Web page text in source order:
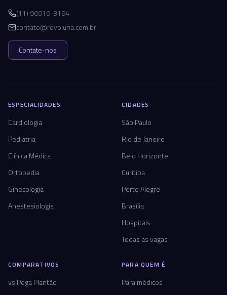
(11) 96919-3194
contato@revoluna.com.br
Contate-nos
ESPECIALIDADES
Cardiologia
Pediatria
Clínica Médica
Ortopedia
Ginecologia
Anestesiologia
CIDADES
São Paulo
Rio de Janeiro
Belo Horizonte
Curitiba
Porto Alegre
Brasília
Hospitais
Todas as vagas
COMPARATIVOS
vs Pega Plantão
PARA QUEM É
Para médicos